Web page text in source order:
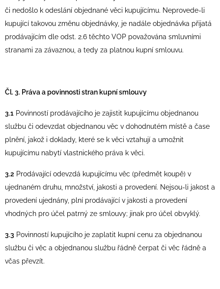
či nedošlo k odeslání objednané věci kupujícímu. Neprovede-li
kupující takovou změnu objednávky, je nadále objednávka přijatá
prodávajícím dle odst. 2.6 těchto VOP považována smluvními
stranami za závaznou, a tedy za platnou kupní smlouvu.
Čl. 3. Práva a povinnosti stran kupní smlouvy
3.1 Povinností prodávajícího je zajistit kupujícímu objednanou
službu či odevzdat objednanou věc v dohodnutém místě a čase
plnění, jakož i doklady, které se k věci vztahují a umožnit
kupujícímu nabytí vlastnického práva k věci.
3.2 Prodávající odevzdá kupujícímu věc (předmět koupě) v
ujednaném druhu, množství, jakosti a provedení. Nejsou-li jakost a
provedení ujednány, plní prodávající v jakosti a provedení
vhodných pro účel patrný ze smlouvy; jinak pro účel obvyklý.
3.3 Povinností kupujícího je zaplatit kupní cenu za objednanou
službu či věc a objednanou službu řádně čerpat či věc řádně a
včas převzít.